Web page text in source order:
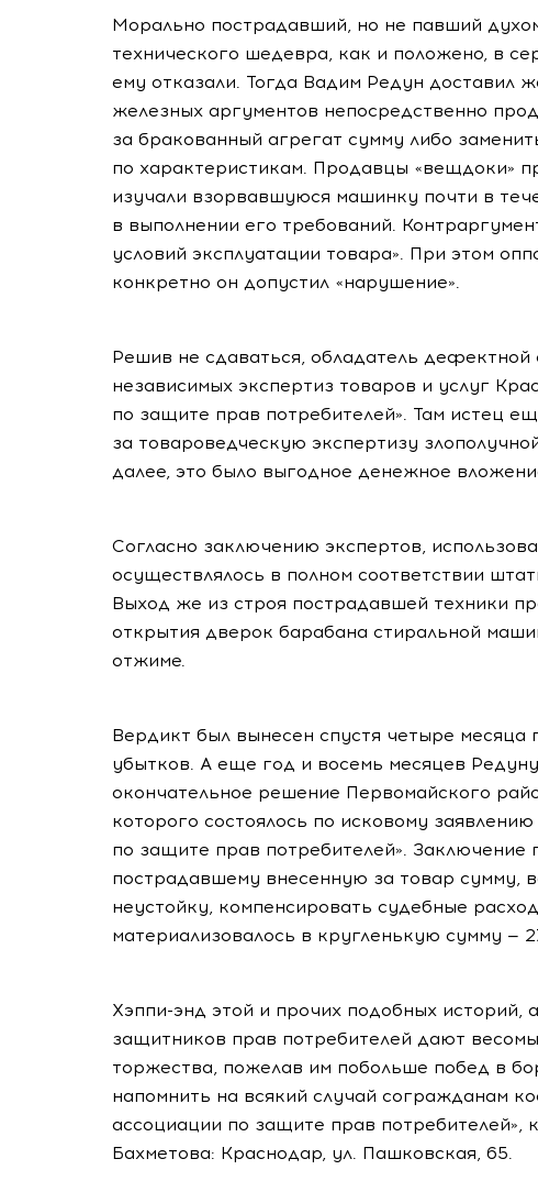
Морально пострадавший, но не павший
технического шедевра, как и положено, в
ему отказали. Тогда Вадим Редун доставил
железных аргументов непосредственно
за бракованный агрегат сумму либо
по характеристикам. Продавцы «вещдоки»
изучали взорвавшуюся машинку почти в
в выполнении его требований.
условий эксплуатации товара». При этом
конкретно он допустил «нарушение».
Решив не сдаваться, обладатель
независимых экспертиз товаров и услуг
по защите прав потребителей». Там истец
за товароведческую экспертизу
далее, это было выгодное денежное
Согласно заключению экспертов,
осуществлялось в полном соответствии
Выход же из строя пострадавшей техники
открытия дверок барабана стиральной
отжиме.
Вердикт был вынесен спустя четыре месяца
убытков. А еще год и восемь месяцев
окончательное решение Первомайского
которого состоялось по исковому
по защите прав потребителей». Заключение
пострадавшему внесенную за товар сумму,
неустойку, компенсировать судебные
материализовалось в кругленькую сумму —
Хэппи-энд этой и прочих подобных
защитников прав потребителей дают
торжества, пожелав им побольше побед в
напомнить на всякий случай согражданам
ассоциации по защите прав потребителей»,
Бахметова: Краснодар, ул. Пашковская, 65.